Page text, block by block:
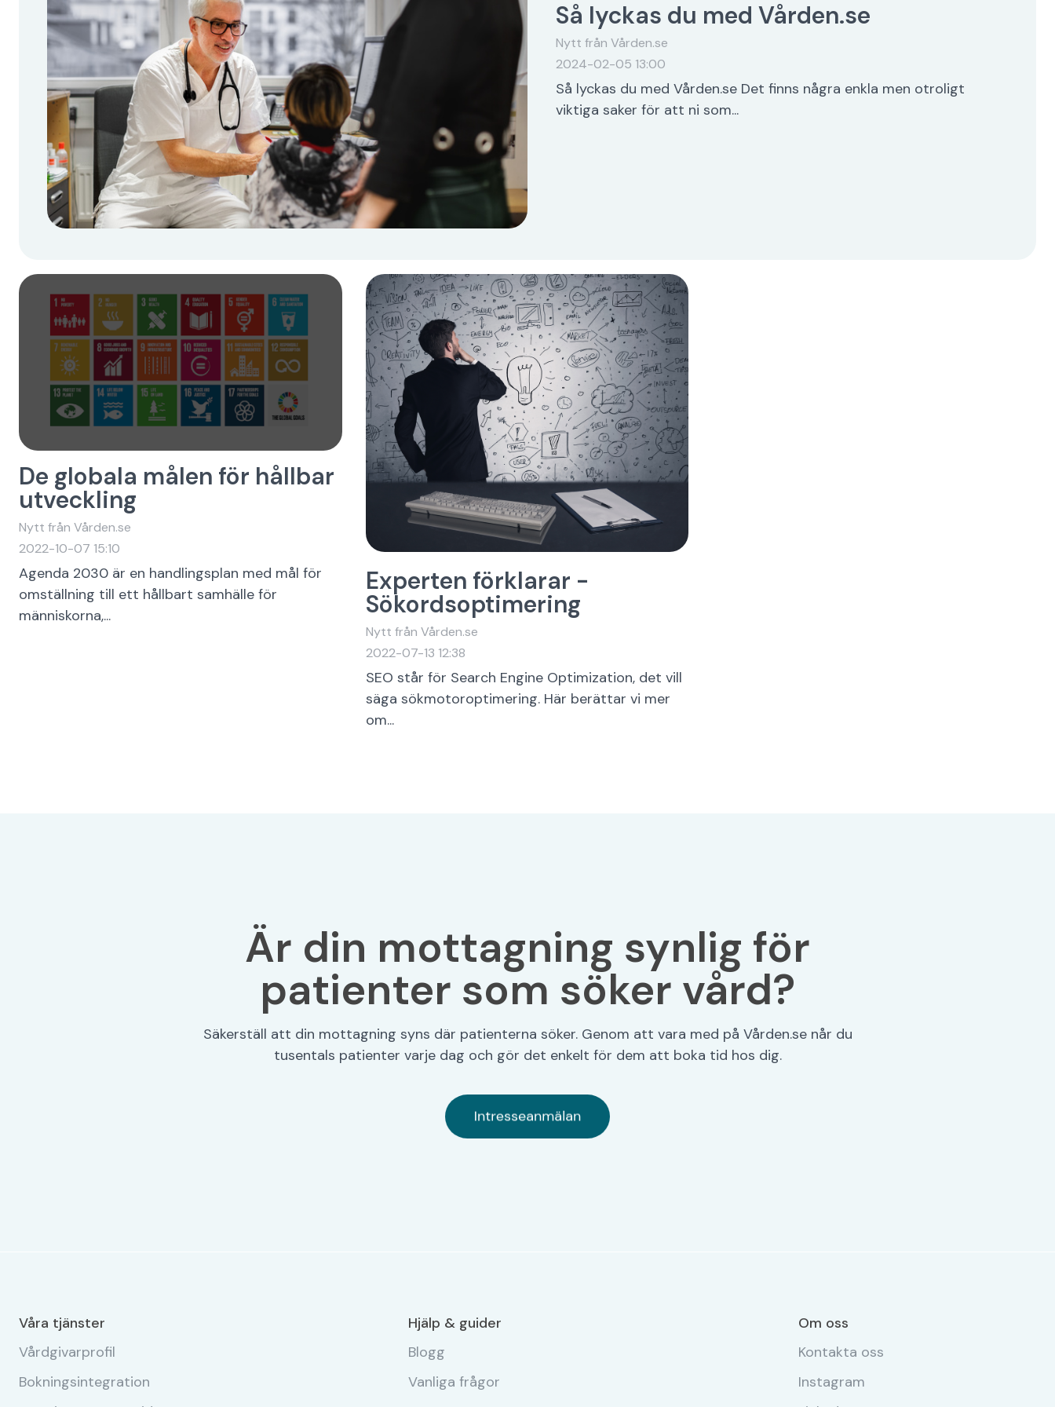
Så lyckas du med Vården.se
Nytt från Vården.se
2024-02-05 13:00
Så lyckas du med Vården.se Det finns några enkla men otroligt
viktiga saker för att ni som...
De globala målen för hållbar
utveckling
Nytt från Vården.se
2022-10-07 15:10
Agenda 2030 är en handlingsplan med mål för
omställning till ett hållbart samhälle för
människorna,...
Experten förklarar -
Sökordsoptimering
Nytt från Vården.se
2022-07-13 12:38
SEO står för Search Engine Optimization, det vill
säga sökmotoroptimering. Här berättar vi mer
om...
Är din mottagning synlig för
patienter som söker vård?
Säkerställ att din mottagning syns där patienterna söker. Genom att vara med på Vården.se når du
tusentals patienter varje dag och gör det enkelt för dem att boka tid hos dig.
Våra tjänster
Vårdgivarprofil
Bokningsintegration
Hjälp & guider
Blogg
Vanliga frågor
Om oss
Kontakta oss
Instagram